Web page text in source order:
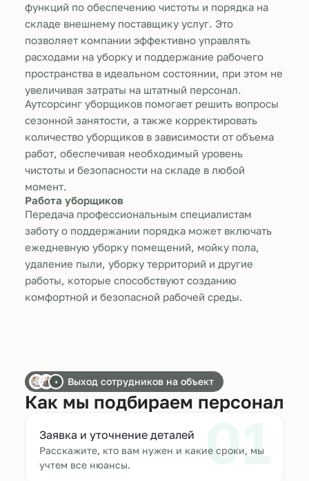
функций по обеспечению чистоты и порядка на
складе внешнему поставщику услуг. Это
позволяет компании эффективно управлять
расходами на уборку и поддержание рабочего
пространства в идеальном состоянии, при этом не
увеличивая затраты на штатный персонал.
Аутсорсинг уборщиков помогает решить вопросы
сезонной занятости, а также корректировать
количество уборщиков в зависимости от объема
работ, обеспечивая необходимый уровень
чистоты и безопасности на складе в любой
момент.
Работа уборщиков
Передача профессиональным специалистам
заботу о поддержании порядка может включать
ежедневную уборку помещений, мойку пола,
удаление пыли, уборку территорий и другие
работы, которые способствуют созданию
комфортной и безопасной рабочей среды.
+ Выход сотрудников на объект
Как мы подбираем персонал
01
Заявка и уточнение деталей
Расскажите, кто вам нужен и какие сроки, мы
учтем все нюансы.